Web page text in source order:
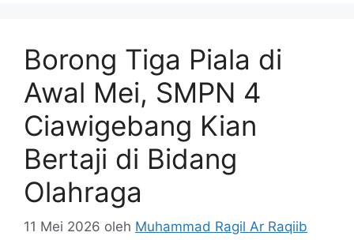
Borong Tiga Piala di
Awal Mei, SMPN 4
Ciawigebang Kian
Bertaji di Bidang
Olahraga
11 Mei 2026 oleh Muhammad Ragil Ar Raqiib